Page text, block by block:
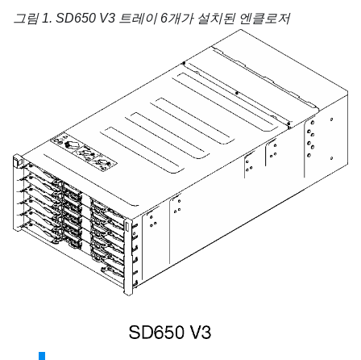
그림 1. SD650 V3 트레이 6개가 설치된 엔클로저